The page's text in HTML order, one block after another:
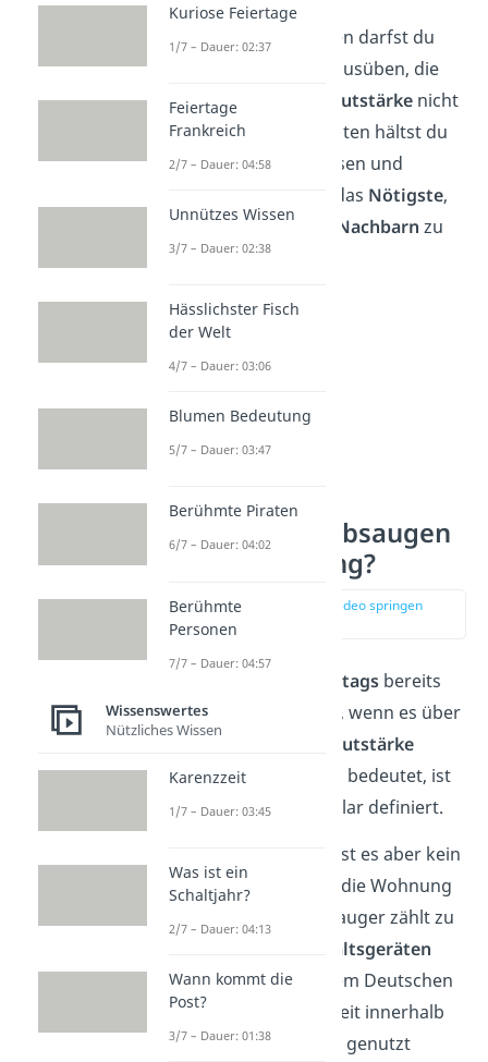
Während solcher Zeiten darfst du
dann nur Tätigkeiten ausüben, die
die normale
Zimmerlautstärke nicht
überschreiten. Am besten hältst du
alsoFenstergeschlossen und
beschränkst dich auf das Nötigste,
umÄrger mit deinen Nachbarn zu
vermeiden.
Wann gilt Staubsaugen
als Ruhestörung?
zur Stelle im Video springen
sonntags bereits
dann als Ruhestörung, wenn es über
normale Zimmerlautstärke
hinausgeht — was das bedeutet, ist
aber gesetzlich nicht klar definiert.
In den meisten Fällen ist es aber kein
Problem, am Sonntag die Wohnung
zu saugen. Ein Staubsauger zählt zu
typischen Haushaltsgeräten
und darf daher laut dem Deutschen
Mieterbund zu jeder Zeit innerhalb
der eigenen Wohnung genutzt
Kuriose Feiertage
1/7 – Dauer: 02:37
Feiertage
Frankreich
2/7 – Dauer: 04:58
Unnützes Wissen
3/7 – Dauer: 02:38
Hässlichster Fisch
der Welt
4/7 – Dauer: 03:06
Blumen Bedeutung
5/7 – Dauer: 03:47
Berühmte Piraten
6/7 – Dauer: 04:02
Berühmte
Personen
7/7 – Dauer: 04:57
Wissenswertes
Nützliches Wissen
Karenzzeit
1/7 – Dauer: 03:45
Was ist ein
Schaltjahr?
2/7 – Dauer: 04:13
Wann kommt die
Post?
3/7 – Dauer: 01:38